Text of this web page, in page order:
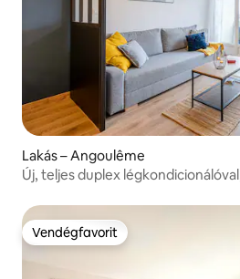
Lakás – Angoulême
Új, teljes duplex
Vendégfavorit
Vendégfavorit